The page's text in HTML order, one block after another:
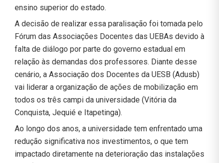
ensino superior do estado.
A decisão de realizar essa paralisação foi tomada pelo
Fórum das Associações Docentes das UEBAs devido à
falta de diálogo por parte do governo estadual em
relação às demandas dos professores. Diante desse
cenário, a Associação dos Docentes da UESB (Adusb)
vai liderar a organização de ações de mobilização em
todos os três campi da universidade (Vitória da
Conquista, Jequié e Itapetinga).
Ao longo dos anos, a universidade tem enfrentado uma
redução significativa nos investimentos, o que tem
impactado diretamente na deterioração das instalações